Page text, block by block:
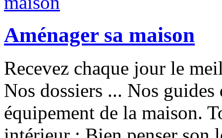
Aménager sa maison
Recevez chaque jour le
Nos dossiers ... Nos
équipement de la maison.